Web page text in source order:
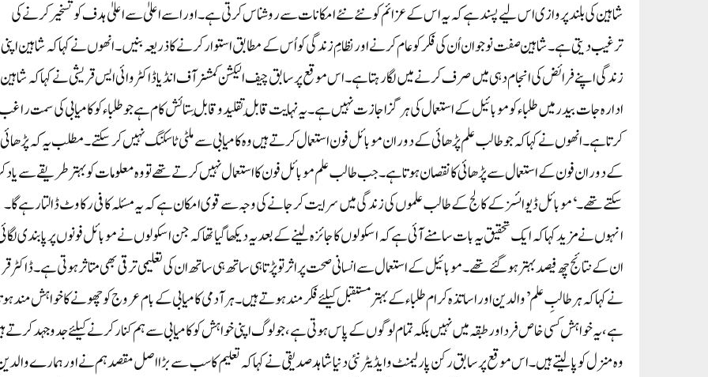
شاہین کی بلند پروازی اس لیے پسند ہے کہ یہ اس کے عزائم کو نئے نئے امکانات سے روشناس کرتی ہے ۔ اور اسے اعلیٰ سے اعلیٰ ہدف کو تسخیر کرنے کی
ترغیب دیتی ہے ۔ شاہین صفت نوجوان اُن کی فکر کو عام کرنے اور نظامِ زندگی کو اُس کے مطابق استوار کرنے کا ذریعہ بنیں۔ انھوں نے کہا کہ شاہین اپنی
زندگی اپنے فرائض کی انجام دہی میں صرف کرنے میں لگا رہتا ہے ۔اس موقع پر سابق چیف الیکشن کمشنر آف انڈیاڈاکٹر وائی ایس قریشی نے کہا کہ شاہین
ادارہ جات بیدر میں طلباء کو موبائیل کے استعمال کی ہرگز اجازت نہیں ہے ۔یہ نہایت قابلِ تقلید و قابلِ ستائش کام ہے جو طلباء کو کامیابی کی سمت راغب
کرتا ہے ۔ انھوں نے کہا کہ جو طالب علم پڑھائی کے دوران موبائل فون استعمال کرتے ہیں وہ کامیابی سے ملٹی ٹاسکنگ نہیں کر سکتے ۔ مطلب یہ کہ پڑھائی
کے دوران فون کے استعمال سے پڑھائی کا نقصان ہوتا ہے ۔ جب طالب علم موبائل فون کا استعمال نہیں کرتے تھے تو وہ معلومات کو بہتر طریقے سے یاد
سکتے تھے ۔‘موبائل ڈیوائسز کے کالج کے طالب علموں کی زندگی میں سرایت کر جانے کی وجہ سے قوی امکان ہے کہ یہ مسئلہ کافی رکاوٹ ڈالتا رہے گا۔
انہوں نے مزید کہا کہ ایک تحقیق یہ بات سامنے آئی ہے کہ اسکولوں کا جائزہ لینے کے بعد یہ دیکھا گیا تھا کہ جن اسکولوں نے موبائل فونوں پر پابندی
ان کے نتائج چھ فیصد بہتر ہو گئے تھے ۔موبائیل کے استعمال سے انسانی صحت پر اثر تو پڑتا ہی ساتھ ہی ساتھ ان کی تعلیمی ترقی بھی متاثر ہوتی ہے ۔ڈاکٹر
نے کہا کہ ہر طالبِ علم’والدین اور اساتذہ کرام طلباء کے بہتر مستقبل کیلئے فکرمند ہوتے ہیں۔ہر آدمی کامیابی کے بام عروج کو چھونے کا خواہش مند
ہے ، یہ خواہش کسی خاص فرد اور طبقہ میں نہیں بلکہ تمام لوگوں کے پاس ہوتی ہے ،جو لوگ اپنی خواہش کو کامیابی سے ہم کنار کرنے کیلئے جد وجہد کرتے
وہ منزل کو پالیتے ہیں۔اس موقع پر سابق رکن پارلیمنٹ و ایڈیٹر نئی دنیاشاہد صدیقی نے کہا کہ تعلیم کا سب سے بڑا اصل مقصد ہم نے اور ہمارے